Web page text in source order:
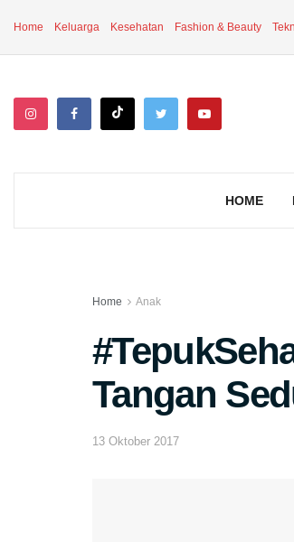
Home Keluarga Kesehatan Fashion & Beauty
HOME
Home Anak
Tangan
13 Oktober 2017